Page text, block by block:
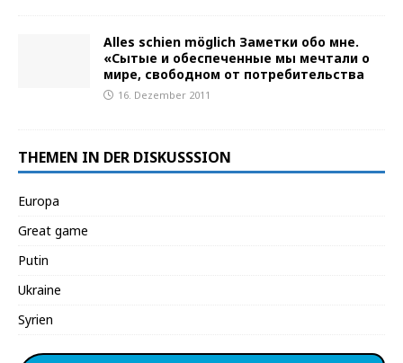
Alles schien möglich Заметки обо мне.
«Сытые и обеспеченныe мы мечтали о
мире, свободном от потребительства
16. Dezember 2011
THEMEN IN DER DISKUSSSION
Europa
Great game
Putin
Ukraine
Syrien